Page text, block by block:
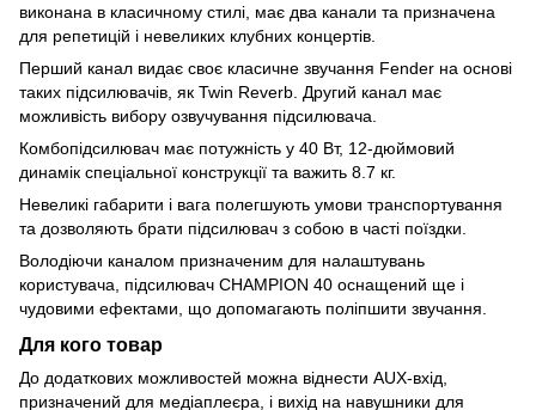
виконана в класичному стилі, має два канали та призначена
для репетицій і невеликих клубних концертів.
Перший канал видає своє класичне звучання Fender на основі
таких підсилювачів, як Twin Reverb. Другий канал має
можливість вибору озвучування підсилювача.
Комбопідсилювач має потужність у 40 Вт, 12-дюймовий
динамік спеціальної конструкції та важить 8.7 кг.
Невеликі габарити і вага полегшують умови транспортування
та дозволяють брати підсилювач з собою в часті поїздки.
Володіючи каналом призначеним для налаштувань
користувача, підсилювач CHAMPION 40 оснащений ще і
чудовими ефектами, що допомагають поліпшити звучання.
Для кого товар
До додаткових можливостей можна віднести AUX-вхід,
призначений для медіаплеєра, і вихід на навушники для